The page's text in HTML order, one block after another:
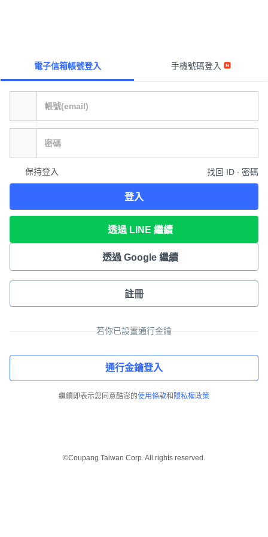
電子信箱帳號登入 手機號碼登入
保持登入 找回 ID ∙ 密碼
登入
透過 LINE 繼續
透過 Google 繼續
註冊
若你已設置通行金鑰
通行金鑰登入
繼續即表示您同意酷澎的使用條款和 隱私權政策
©Coupang Taiwan Corp. All rights reserved.